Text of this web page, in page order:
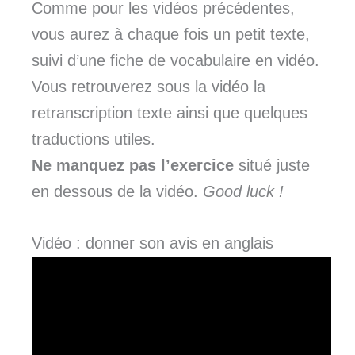
Comme pour les vidéos précédentes,
vous aurez à chaque fois un petit texte,
suivi d’une fiche de vocabulaire en vidéo.
Vous retrouverez sous la vidéo la
retranscription texte ainsi que quelques
traductions utiles.
Ne manquez pas l’exercice situé juste
en dessous de la vidéo. Good luck !
Vidéo : donner son avis en anglais